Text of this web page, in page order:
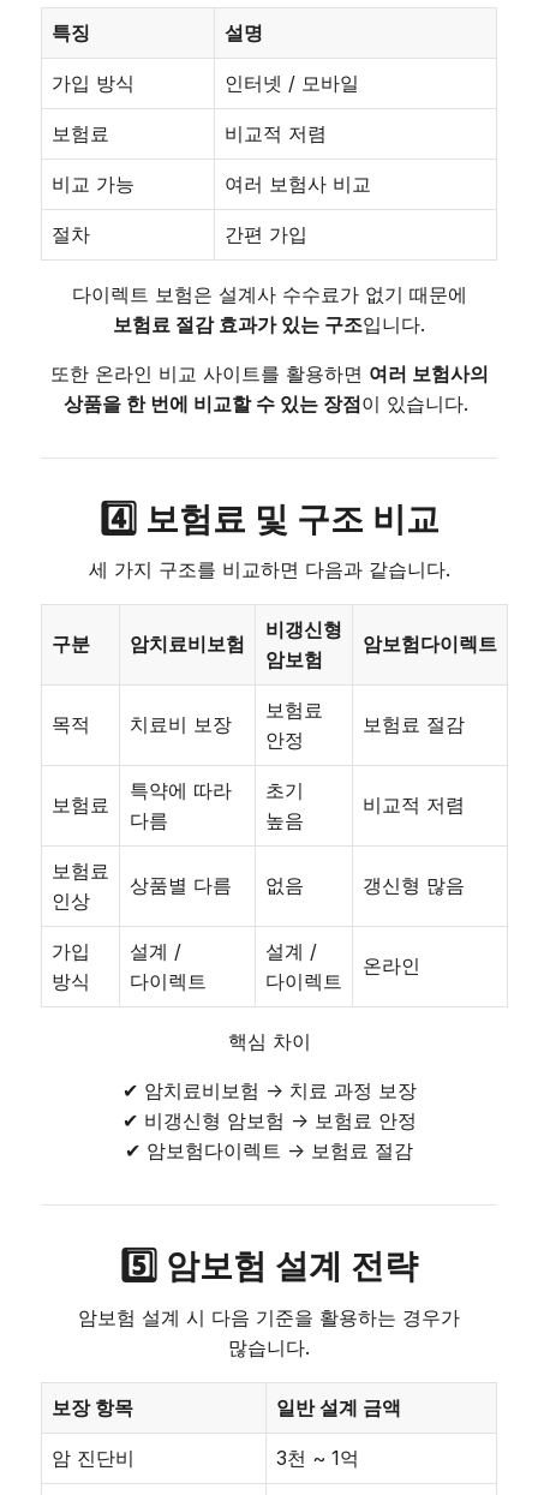
특징 설명
가입 방식 인터넷 / 모바일
보험료 비교적 저렴
비교 가능 여러 보험사 비교
절차 간편 가입
다이렉트 보험은 설계사 수수료가 없기 때문에
보험료 절감 효과가 있는 구조입니다.
또한 온라인 비교 사이트를 활용하면 여러 보험사의
상품을 한 번에 비교할 수 있는 장점이 있습니다.
4️⃣ 보험료 및 구조 비교
세 가지 구조를 비교하면 다음과 같습니다.
구분 암치료비보험
비갱신형
암보험
암보험다이렉트
목적 치료비 보장
보험료
안정
보험료 절감
보험료
특약에 따라
다름
초기
높음
비교적 저렴
보험료
인상
상품별 다름 없음 갱신형 많음
가입
방식
설계 /
다이렉트
설계 /
다이렉트
온라인
핵심 차이
✔ 암치료비보험 → 치료 과정 보장
✔ 비갱신형 암보험 → 보험료 안정
✔ 암보험다이렉트 → 보험료 절감
5️⃣ 암보험 설계 전략
암보험 설계 시 다음 기준을 활용하는 경우가
많습니다.
보장 항목 일반 설계 금액
암 진단비 3천 ~ 1억